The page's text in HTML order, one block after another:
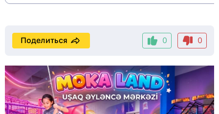
0 0
Поделиться